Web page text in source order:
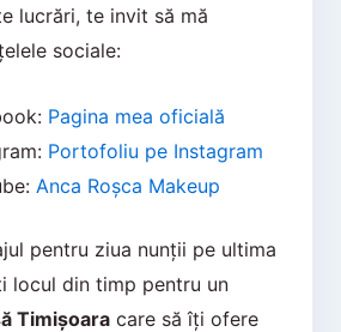
lucrări, te invit să mă
sociale:
Pagina mea oficială
Portofoliu pe Instagram
Anca Roșca Makeup
pentru ziua nunții pe ultima
locul din timp pentru un
Timișoaracare să îți ofere